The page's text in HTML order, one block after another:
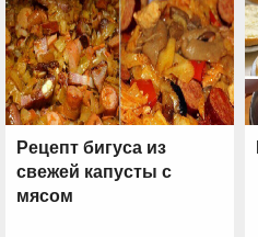
Рецепт бигуса из
свежей капусты с
мясом